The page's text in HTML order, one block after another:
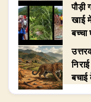
पौड़ी
खाई
बच्चा
बचाई